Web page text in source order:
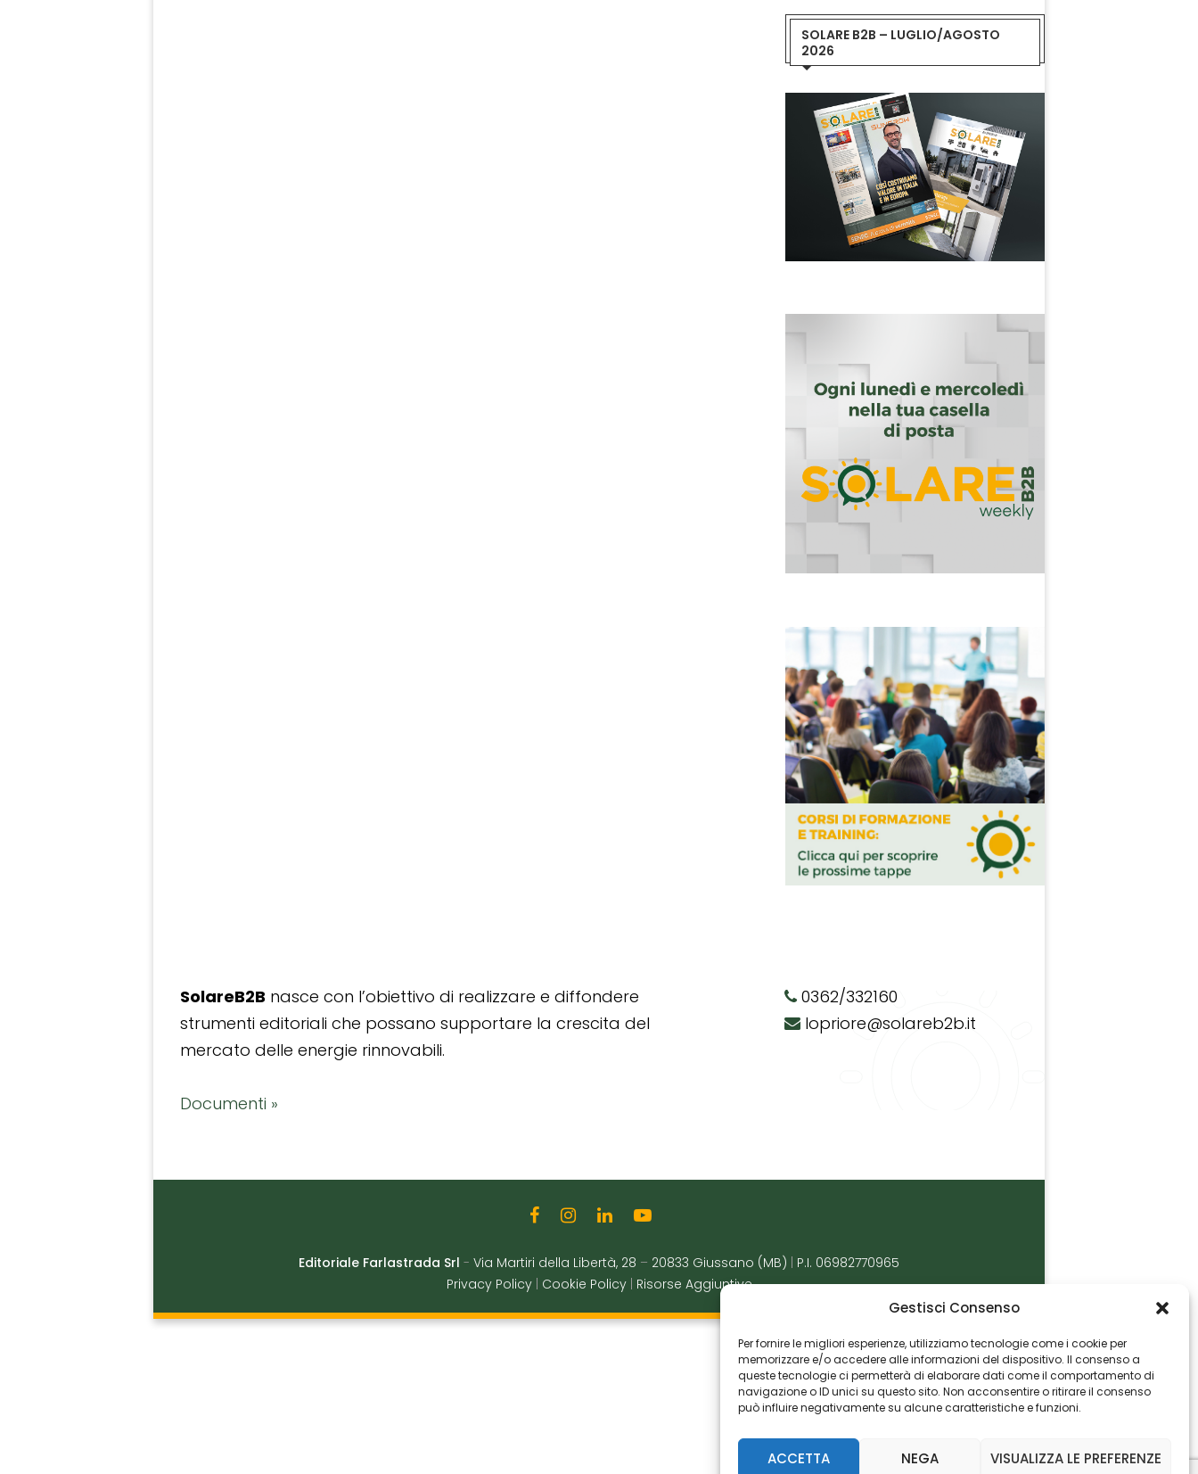
Gestisci Consenso
Per fornire le migliori esperienze, utilizziamo tecnologie come i cookie per
memorizzare e/o accedere alle informazioni del dispositivo. Il consenso a
queste tecnologie ci permetterà di elaborare dati come il comportamento di
navigazione o ID unici su questo sito. Non acconsentire o ritirare il consenso
può influire negativamente su alcune caratteristiche e funzioni.
ACCETTA NEGA VISUALIZZA LE PREFERENZE
SOLARE B2B – LUGLIO/AGOSTO
2026
SolareB2B nasce con l’obiettivo di realizzare e diffondere
strumenti editoriali che possano supportare la crescita del
mercato delle energie rinnovabili.
Documenti »
0362/332160
lopriore@solareb2b.it
Editoriale Farlastrada Srl - Via Martiri della Libertà, 28 – 20833 Giussano (MB)
P.I. 06982770965
Privacy Policy
Cookie Policy Risorse Aggiuntive